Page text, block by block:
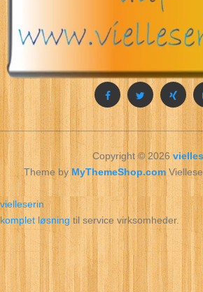
Copyright © 2026
Theme by MyThemeShop.com
vielleserin
komplet løsningtil service virksomheder.